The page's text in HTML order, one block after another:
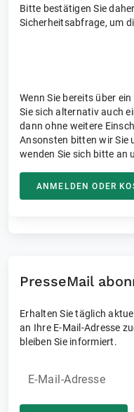
Bitte bestätigen Sie
Sicherheitsabfrage, um
Wenn Sie bereits über
Sie sich alternativ auch
dann ohne weitere
Ansonsten bitten wir Sie
wenden Sie sich bitte an
ANMELDEN ODER
PresseMail
Erhalten Sie täglich
an Ihre E-Mail-Adresse
bleiben Sie informiert.
E-Mail-Adresse